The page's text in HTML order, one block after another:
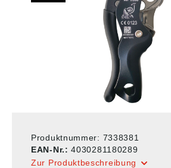
Produktnummer: 7338381
EAN-Nr.:4030281180289
Zur Produktbeschreibung